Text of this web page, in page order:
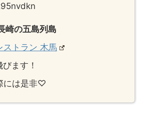
崎の五島列島
ストラン 木馬
ます！
には是非♡